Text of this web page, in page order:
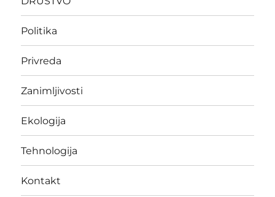
Politika
Privreda
Zanimljivosti
Ekologija
Tehnologija
Kontakt